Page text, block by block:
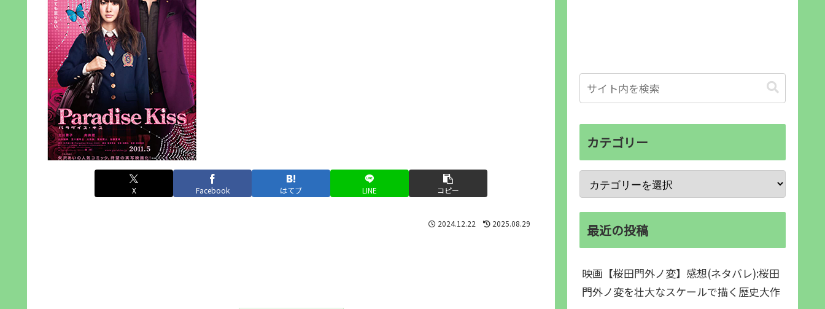
X Facebook はてブ LINE コピー
2024.12.22 2025.08.29
カテゴリー
最近の投稿
映画【桜田門外ノ変】感想(ネタバレ):桜田
門外ノ変を壮大なスケールで描く歴史大作